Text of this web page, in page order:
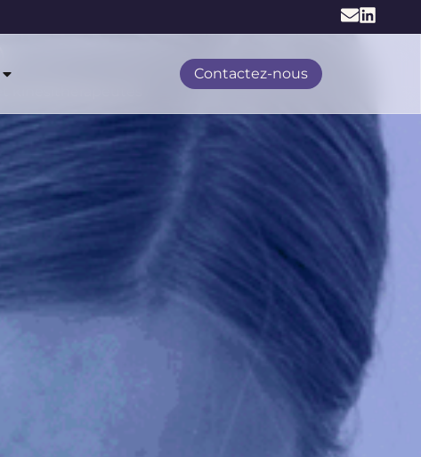
Contactez-nous